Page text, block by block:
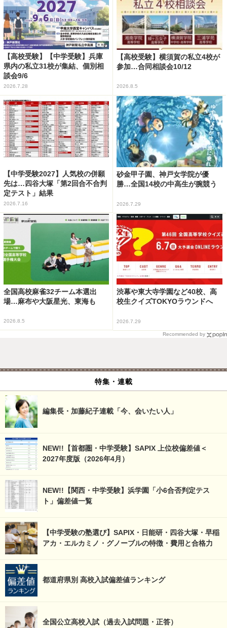
【高校受験】【中学受験】兵庫
県内の私立31校が集結、個別相
談会9/6
2026.7.28
【高校受験】横須賀の私立4校が
参加…合同相談会10/12
2026.8.5
【中学受験2027】人気校の併願
先は…四谷大塚「第2回合不合判
定テスト」結果
2026.7.16
砂金甲子園、神戸女学院が優
勝…全国14校の中高生が腕競う
2026.7.29
全国高校麻雀32チーム本選出
場…麻布や大阪星光、東海も
2026.8.5
渋幕や東大寺学園など40校、高
校生クイズTOKYOラウンドへ
2026.7.29
Recommended by
特集・連載
編集長・加藤紀子連載「今、会いたい人」
NEW!!【首都圏・中学受験】SAPIX 上位校偏差値＜
2027年度版（2026年4月）
NEW!!【関西・中学受験】浜学園「小6合否判定テス
ト」偏差値一覧
【中学受験の塾選び】SAPIX・日能研・四谷大塚・早稲
アカ・エルカミノ・グノーブルの特徴・費用と合格力
都道府県別 高校入試偏差値ランキング
全国公立高校入試（過去入試問題・正答）